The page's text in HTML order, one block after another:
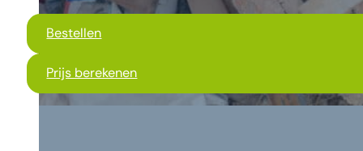
Bestellen
Prijs berekenen